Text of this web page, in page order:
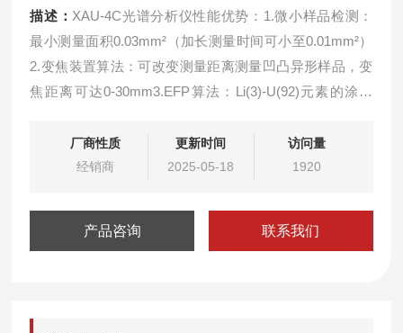
描述： XAU-4C光谱分析仪性能优势：1.微小样品检测：
最小测量面积0.03mm²（加长测量时间可小至0.01mm²）
2.变焦装置算法：可改变测量距离测量凹凸异形样品，变
焦距离可达0-30mm3.EFP算法：Li(3)-U(92)元素的涂镀
厂商性质
经销商
更新时间
2025-05-18
访问量
1920
产品咨询 联系我们